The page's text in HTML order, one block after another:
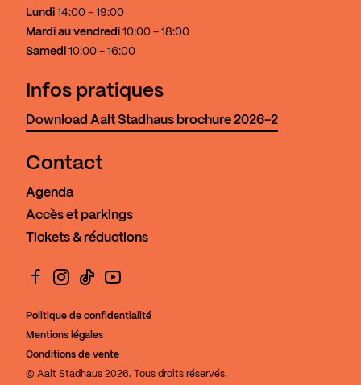
Lundi 14:00 - 19:00
Mardi au vendredi 10:00 - 18:00
Samedi 10:00 - 16:00
Infos pratiques
Download Aalt Stadhaus brochure 2026-2
Contact
Agenda
Accès et parkings
Tickets & réductions
Politique de confidentialité
Mentions légales
Conditions de vente
© Aalt Stadhaus 2026. Tous droits réservés.